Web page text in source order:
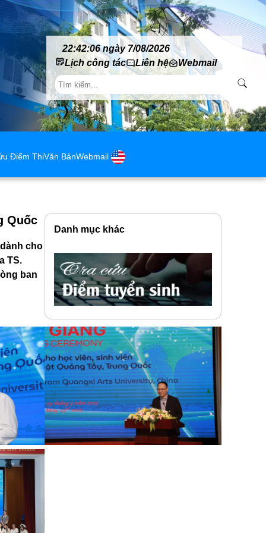
22:42:07 ngày 7/08/2026
Lịch công tác
Liên hệ Webmail
Điểm ThiVăn BảnWebmail
Quốc
cho
TS.
ban
Danh mục khác